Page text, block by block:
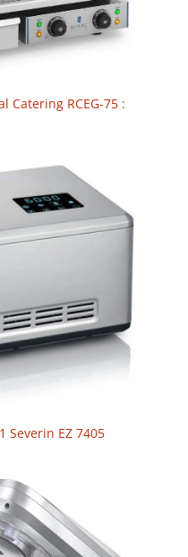
pour votre liste de
Catering RCEG-75 :
Severin EZ 7405